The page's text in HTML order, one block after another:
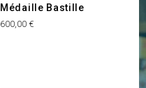
Médaille Bastille
Prix
600,00 €